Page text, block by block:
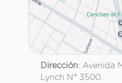
Dirección: Avenida
Lynch N° 3500.